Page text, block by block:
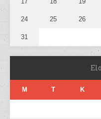
24 25 26
31
M T K